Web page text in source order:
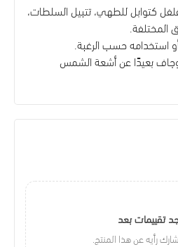
كتوابل للطهي، تتبيل السلطات،
المختلفة.
استخدامه حسب الرغبة.
بعيدًا عن أشعة الشمس
تقييمات بعد
رأيه عن هذا المنتج.